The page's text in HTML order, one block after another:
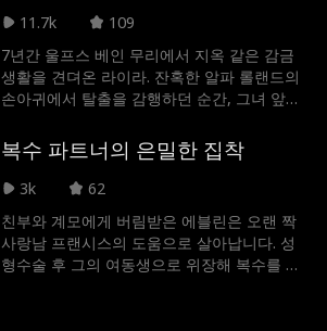
11.7k
109
7년간 울프스 베인 무리에서 지옥 같은 감금
생활을 견뎌온 라이라. 잔혹한 알파 롤랜드의
손아귀에서 탈출을 감행하던 순간, 그녀 앞에
다. 운명처럼 찾아온 단 하룻밤, 그리고 그의
아이를 품게 되며 라이라의 인생은 완전히 뒤
바뀐다. 살아남기 위해 선택한 단 하나의 길,
사람의 관계 속에서 진짜 감정이 싹트기 시작
한다. 과연 롤랜드의 집요한 복수와 거센 운명
의 소용돌이 속에서, 이들은 진정한 사랑을 이
복수 파트너의 은밀한 집착
3k
62
친부와 계모에게 버림받은 에블린은 오랜 짝
사랑남 프랜시스의 도움으로 살아납니다. 성
형수술 후 그의 여동생으로 위장해 복수를 시